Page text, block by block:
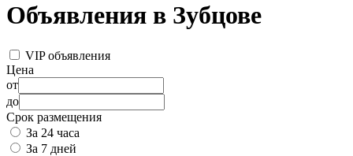
Объявления в Зубцове
VIP объявления
Цена
от
до
Срок размещения
За 24 часа
За 7 дней